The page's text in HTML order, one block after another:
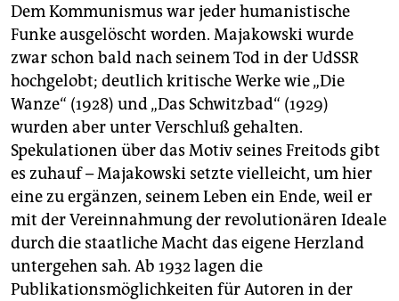
Dem Kommunismus war jeder humanistische
Funke ausgelöscht worden. Majakowski wurde
zwar schon bald nach seinem Tod in der UdSSR
hochgelobt; deutlich kritische Werke wie „Die
Wanze“ (1928) und „Das Schwitzbad“ (1929)
wurden aber unter Verschluß gehalten.
Spekulationen über das Motiv seines Freitods gibt
es zuhauf – Majakowski setzte vielleicht, um hier
eine zu ergänzen, seinem Leben ein Ende, weil er
mit der Vereinnahmung der revolutionären Ideale
durch die staatliche Macht das eigene Herzland
untergehen sah. Ab 1932 lagen die
Publikationsmöglichkeiten für Autoren in der